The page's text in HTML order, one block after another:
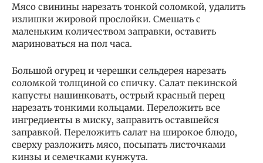
Мясо свинины нарезать тонкой соломкой, удалить
излишки жировой прослойки. Смешать с
маленьким количеством заправки, оставить
мариноваться на пол часа.
Большой огурец и черешки сельдерея нарезать
соломкой толщиной со спичку. Салат пекинской
капусты нашинковать, острый красный перец
нарезать тонкими кольцами. Переложить все
ингредиенты в миску, заправить оставшейся
заправкой. Переложить салат на широкое блюдо,
сверху разложить мясо, посыпать листочками
кинзы и семечками кунжута.